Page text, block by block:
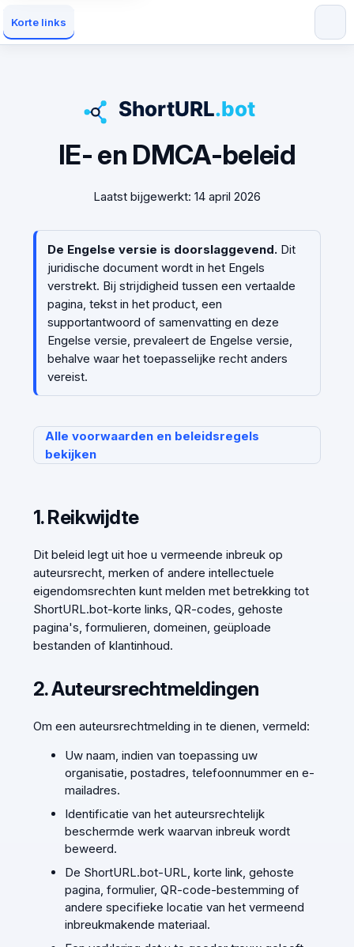
Korte links
IE- en DMCA-beleid
Laatst bijgewerkt: 14 april 2026
De Engelse versie is doorslaggevend.Dit
juridische document wordt in het Engels
verstrekt. Bij strijdigheid tussen een vertaalde
pagina, tekst in het product, een
supportantwoord of samenvatting en deze
Engelse versie, prevaleert de Engelse versie,
behalve waar het toepasselijke recht anders
vereist.
Alle voorwaarden en beleidsregels
bekijken
1. Reikwijdte
Dit beleid legt uit hoe u vermeende inbreuk op
auteursrecht, merken of andere intellectuele
eigendomsrechten kunt melden met betrekking tot
ShortURL.bot-korte links, QR-codes, gehoste
pagina's, formulieren, domeinen, geüploade
bestanden of klantinhoud.
2. Auteursrechtmeldingen
Om een auteursrechtmelding in te dienen, vermeld:
Uw naam, indien van toepassing uw
organisatie, postadres, telefoonnummer en e-
mailadres.
Identificatie van het auteursrechtelijk
beschermde werk waarvan inbreuk wordt
beweerd.
De ShortURL.bot-URL, korte link, gehoste
pagina, formulier, QR-code-bestemming of
andere specifieke locatie van het vermeend
inbreukmakende materiaal.